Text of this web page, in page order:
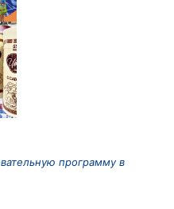
программу в